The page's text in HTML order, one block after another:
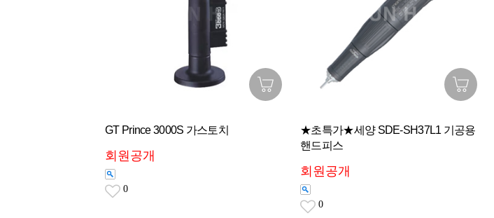
GT Prince 3000S 가스토치
회원공개
0
★초특가★세양 SDE-SH37L1 기공용
핸드피스
회원공개
0